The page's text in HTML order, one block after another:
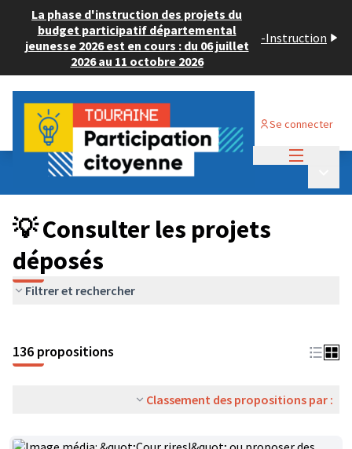
La phase d'instruction des projets du
budget participatif départemental
jeunesse 2026 est en cours : du 06 juillet
2026 au 11 octobre 2026
-Instruction
Se connecter
Budget Participatif JEUNESSE 2024
💡 Consulter les projets déposés
💡 Consulter les projets
déposés
Filtrer et rechercher
136 propositions
Classement des propositions par :